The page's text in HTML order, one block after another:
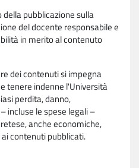
pubblicazione sulla
del docente responsabile e
in merito al contenuto
dei contenuti si impegna
tenere indenne l'Università
perdita, danno,
incluse le spese legali –
anche economiche,
contenuti pubblicati.